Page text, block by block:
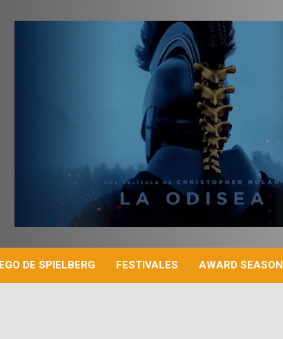
DE SPIELBERG FESTIVALES AWARD SEASON